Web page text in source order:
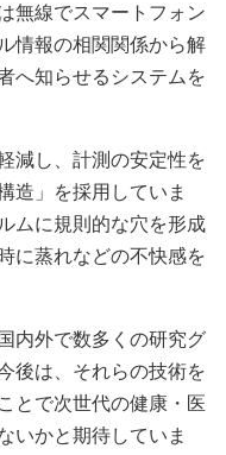
無線でスマートフォン
情報の相関関係から解
へ知らせるシステムを
減し、計測の安定性を
造」を採用していま
ムに規則的な穴を形成
に蒸れなどの不快感を
内外で数多くの研究グ
後は、それらの技術を
とで次世代の健康・医
いかと期待していま